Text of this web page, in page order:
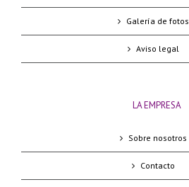
Galería de fotos
Aviso legal
LA EMPRESA
Sobre nosotros
Contacto